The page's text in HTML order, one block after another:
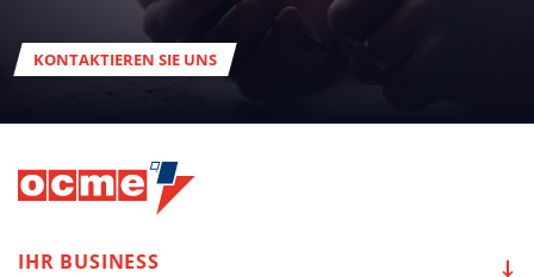
KONTAKTIEREN SIE UNS
IHR BUSINESS